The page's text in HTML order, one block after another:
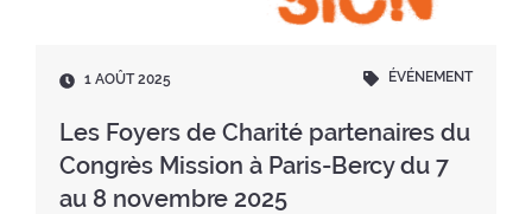
D
:
1 AOÛT 2025 ÉVÉNEMENT
Les Foyers de Charité partenaires du
Congrès Mission à Paris-Bercy du 7
au 8 novembre 2025